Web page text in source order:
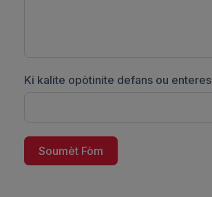
Ki kalite opòtinite defans ou
Soumèt Fòm